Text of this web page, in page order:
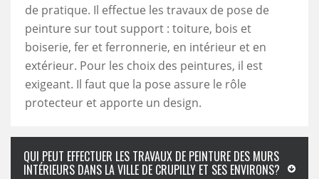
de pratique. Il effectue les travaux de pose de
peinture sur tout support : toiture, bois et
boiserie, fer et ferronnerie, en intérieur et en
extérieur. Pour les choix des peintures, il est
exigeant. Il faut que la pose assure le rôle
protecteur et apporte un design.
QUI PEUT EFFECTUER LES TRAVAUX DE PEINTURE DES MURS
INTÉRIEURS DANS LA VILLE DE CRUPILLY ET SES ENVIRONS?